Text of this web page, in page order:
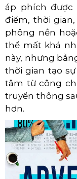
áp phích được
điểm, thời
phông nền
thể mất khá
này, nhưng
thời gian tạo
tâm từ công
truyền thông
hơn.